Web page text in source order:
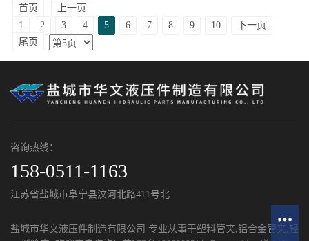
首页
上一页
1
2 3 4 5 6 7 8 9 10
下一页
尾页
咨询热线：
158-0511-1163
江苏省盐城市阜宁县汶河北路411号北
盐城市华文液压件制造有限公司 专业从事于塑料管夹,铝合金管夹, 轻